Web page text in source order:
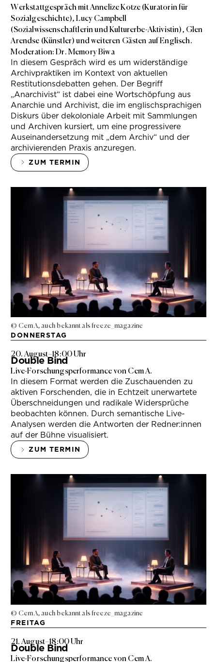
Werkstattgespräch mit Annelize Kotze (Kuratorin für
Sozialgeschichte), Lucy Campbell
(Sozialwissenschaftlerin und Kulturerbe-Aktivistin), Glen
Arendse (Künstler) und weiteren Gästen auf Englisch.
Moderation: Dr. Memory Biwa
In diesem Gespräch wird es um widerständige
Archivpraktiken im Kontext von aktuellen
Restitutionsdebatten gehen. Der Begriff
„Anarchivist“ ist dabei eine Wortschöpfung aus
Anarchie und Archivist, die im englischsprachigen
Diskurs über dekoloniale Arbeit mit Sammlungen
und Archiven kursiert, um eine progressivere
Auseinandersetzung mit „dem Archiv“ und der
archivierenden Praxis anzuregen.
ZUM TERMIN
© Cem A, auch bekannt als freeze_magazine
DONNERSTAG
20. August–18:00 Uhr
Double Bind
Live-Forschungsperformance von Cem A.
In diesem Format werden die Zuschauenden zu
aktiven Forschenden, die in Echtzeit unerwartete
Überschneidungen und radikale Widersprüche
beobachten können. Durch semantische Live-
Analysen werden die Antworten der Redner:innen
auf der Bühne visualisiert.
ZUM TERMIN
© Cem A, auch bekannt als freeze_magazine
FREITAG
21. August–18:00 Uhr
Double Bind
Live-Forschungsperformance von Cem A.